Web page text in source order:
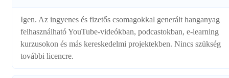
Igen. Az ingyenes és fizetős csomagokkal generált hanganyag
felhasználható YouTube-videókban, podcastokban, e-learning
kurzusokon és más kereskedelmi projektekben. Nincs szükség
további licencre.